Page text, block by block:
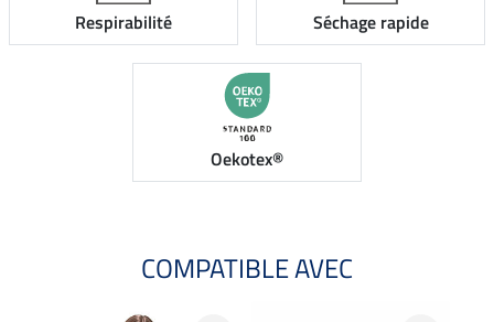
Respirabilité Séchage rapide
Oekotex®
COMPATIBLE AVEC